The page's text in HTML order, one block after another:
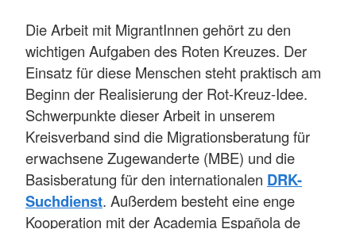
Die Arbeit mit MigrantInnen gehört zu den
wichtigen Aufgaben des Roten Kreuzes. Der
Einsatz für diese Menschen steht praktisch am
Beginn der Realisierung der Rot-Kreuz-Idee.
Schwerpunkte dieser Arbeit in unserem
Kreisverband sind die Migrationsberatung für
erwachsene Zugewanderte (MBE) und die
Basisberatung für den internationalen DRK-
Suchdienst. Außerdem besteht eine enge
Kooperation mit der Academia Española de